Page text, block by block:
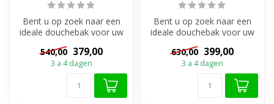
Bent u op zoek naar een
ideale douchebak voor uw
douchevloer?
Douchebakken zijn ...
540,00 379,00
3 a 4 dagen
Bent u op zoek naar een
ideale douchebak voor uw
douchevloer?
Douchebakken zijn ...
630,00 399,00
3 a 4 dagen